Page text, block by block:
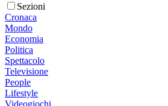
Sezioni
Cronaca
Mondo
Economia
Politica
Spettacolo
Televisione
People
Lifestyle
Videogiochi